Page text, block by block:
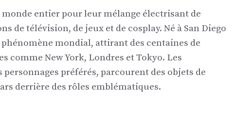
entier pour leur mélange électrisant de
de télévision, de jeux et de cosplay. Né à San Diego
phénomène mondial, attirant des centaines de
comme New York, Londres et Tokyo. Les
préférés, parcourent des objets de
derrière des rôles emblématiques.